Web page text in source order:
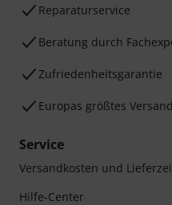
Reparaturservice
Beratung durch
Zufriedenheitsgarantie
Europas größtes
Service
Versandkosten und
Hilfe-Center